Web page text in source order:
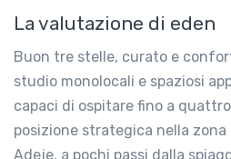
La valutazione di eden
Buon tre stelle, curato e
studio monolocali e spaziosi
capaci di ospitare fino a
posizione strategica nella zona
Adeje, a pochi passi dalla